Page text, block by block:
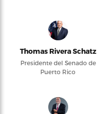
Thomas Rivera Schatz
Presidente del Senado de
Puerto Rico